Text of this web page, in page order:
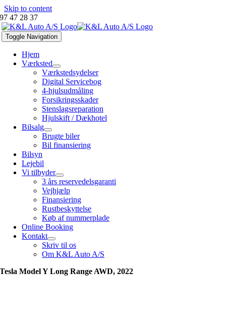
Skip to content
97 47 28 37
Toggle Navigation
Hjem
Værksted
Værkstedsydelser
Digital Servicebog
4-hjulsudmåling
Forsikringsskader
Stenslagsreparation
Hjulskift / Dækhotel
Bilsalg
Brugte biler
Bil finansiering
Bilsyn
Lejebil
Vi tilbyder
3 års reservedelsgaranti
Vejhjælp
Finansiering
Rustbeskyttelse
Køb af nummerplade
Online Booking
Kontakt
Skriv til os
Om K&L Auto A/S
Tesla Model Y Long Range AWD, 2022